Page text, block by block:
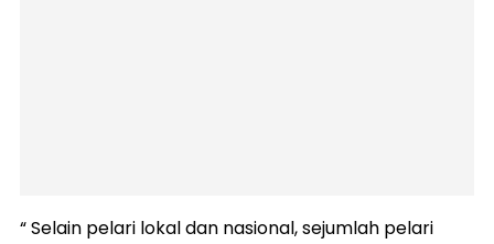
“ Selain pelari lokal dan nasional, sejumlah pelari